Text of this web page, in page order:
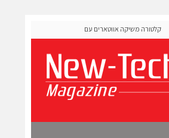
משיקה אווטארים עם אינטליגנציה רגשית לתרגול שיחות